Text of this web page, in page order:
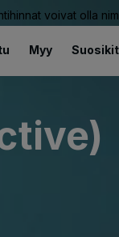
voivat olla
Myy Suosikit